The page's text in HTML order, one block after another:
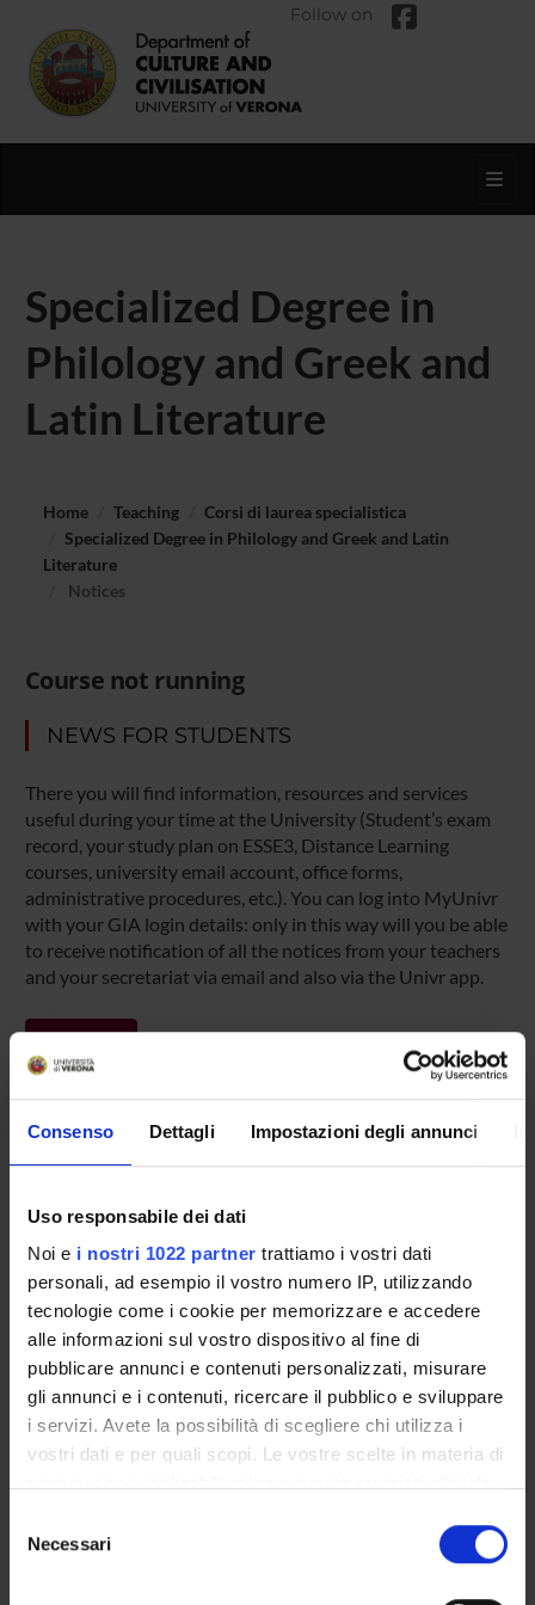
Consenso Dettagli Impostazioni degli annunci
Uso responsabile dei dati
Noi e i nostri 1022 partner trattiamo i vostri dati
personali, ad esempio il vostro numero IP, utilizzando
tecnologie come i cookie per memorizzare e accedere
alle informazioni sul vostro dispositivo al fine di
pubblicare annunci e contenuti personalizzati, misurare
gli annunci e i contenuti, ricercare il pubblico e sviluppare
i servizi. Avete la possibilità di scegliere chi utilizza i
vostri dati e per quali scopi. Le vostre scelte in materia di
modificare o revocare il proprio consenso in qualsiasi
momento dalla Dichiarazione sui cookie o facendo clic
delNecessari
Follow on
Specialized Degree in
Philology and Greek and
Latin Literature
Home Teaching
Corsi di laurea specialistica
Specialized Degree in Philology and Greek and Latin
Literature
Notices
Course not running
NEWS FOR STUDENTS
There you will find information, resources and services
useful during your time at the University (Student’s exam
record, your study plan on ESSE3, Distance Learning
courses, university email account, office forms,
administrative procedures, etc.). You can log into MyUnivr
with your GIA login details: only in this way will you be able
to receive notification of all the notices from your teachers
and your secretariat via email and also via the Univr app.
MYUNIVR
Courses
Lesson timetable
Degree Programme
Exam calendar
Notices
Thesis and internship proposals
Governing bodies
Faculty staff
STUDYING